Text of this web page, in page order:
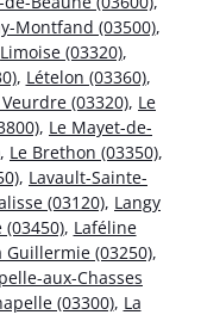
Montfand (03500),
Limoise (03320),
, Lételon (03360),
Veurdre (03320), Le
, Le Mayet-de-
, Le Brethon (03350),
, Lavault-Sainte-
(03120), Langy
(03450), Laféline
Guillermie (03250),
aux-Chasses
(03300), La